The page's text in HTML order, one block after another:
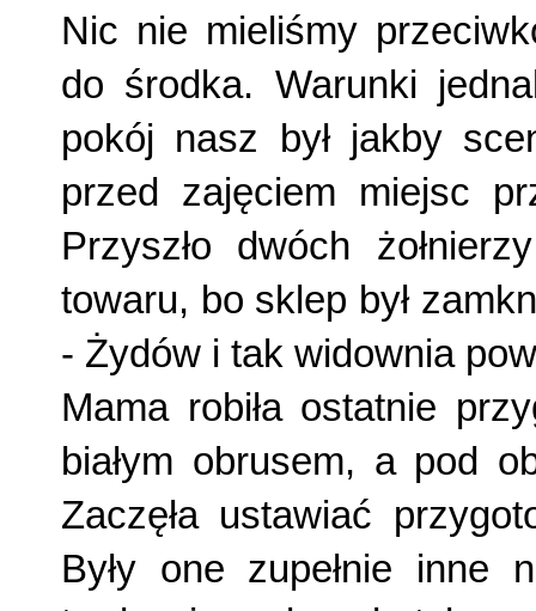
Nic nie mieliśmy
do środka. Warunki
pokój nasz był jakby
przed zajęciem miejsc
Przyszło dwóch
towaru, bo sklep był
- Żydów i tak widownia
Mama robiła ostatnie
białym obrusem, a pod
Zaczęła ustawiać
Były one zupełnie inne